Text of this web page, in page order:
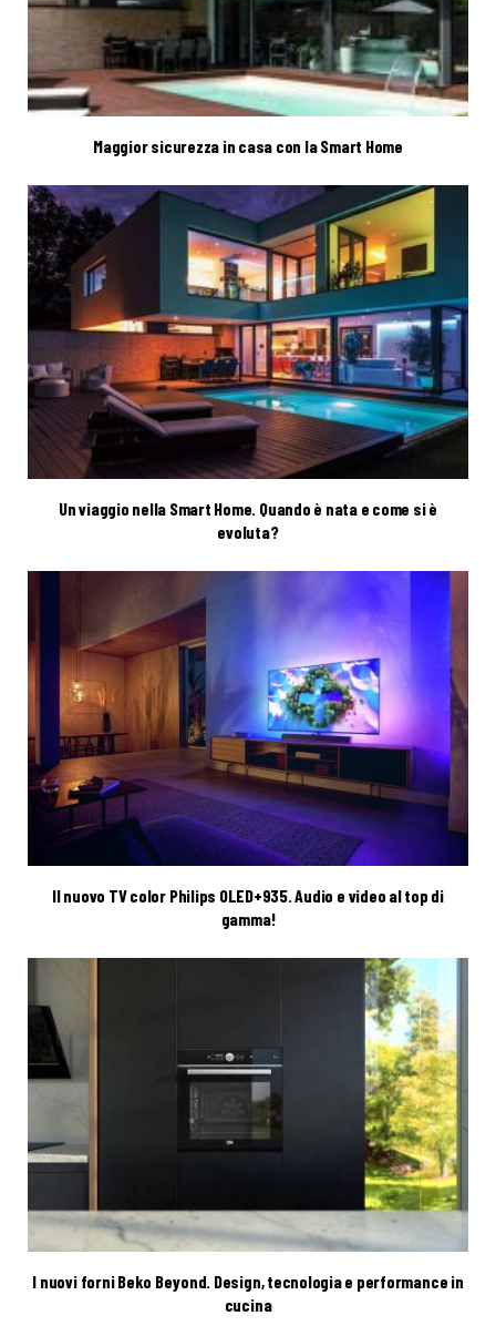
Maggior sicurezza in casa con la Smart Home
Un viaggio nella Smart Home. Quando è nata e come si è
evoluta?
Il nuovo TV color Philips OLED+935. Audio e video al top di
gamma!
I nuovi forni Beko Beyond. Design, tecnologia e performance in
cucina